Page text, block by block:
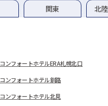
関東 北
コンフォートホテルERA札幌北口
コンフォートホテル釧路
コンフォートホテル北見